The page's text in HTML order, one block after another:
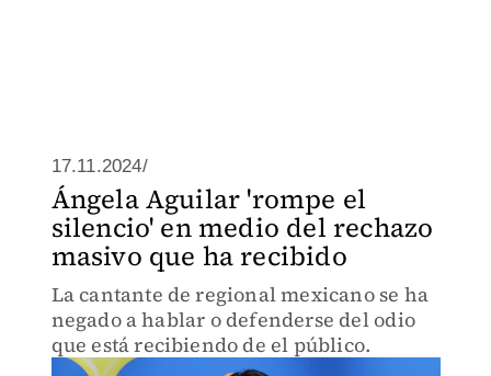
17.11.2024/
Ángela Aguilar 'rompe el
silencio' en medio del rechazo
masivo que ha recibido
La cantante de regional mexicano se ha
negado a hablar o defenderse del odio
que está recibiendo de el público.